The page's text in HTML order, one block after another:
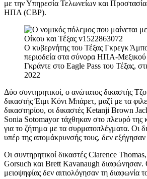
με την Υπηρεσία Τελωνείων και
ΗΠΑ (CBP).
Ο κυβερνήτης του Τέξας Γκρεγκ
περιοδεία στα σύνορα ΗΠΑ-Μεξικού
Γκράντε στο Eagle Pass του Τέξας,
2022
Δύο συντηρητικοί, ο ανώτατος δικαστής
δικαστής Έιμι Κόνι Μπάρετ, μαζί με τα
δικαστηρίου, οι δικαστές Ketanji Brown
Sonia Sotomayor τάχθηκαν στο πλευρό της
για το ζήτημα με τα συρματοπλέγματα. Οι
υπέρ της απομάκρυνσής τους, δεν
Οι συντηρητικοί δικαστές Clarence
Gorsuch και Brett Kavanaugh διαφώνησαν.
μειοψηφίας δεν αιτιολόγησαν τη διαφωνία